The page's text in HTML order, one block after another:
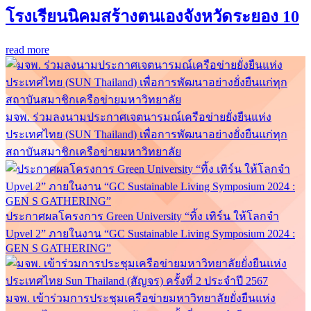
โรงเรียนนิคมสร้างตนเองจังหวัดระยอง 10
read more
มจพ. ร่วมลงนามประกาศเจตนารมณ์เครือข่ายยั่งยืนแห่ง
ประเทศไทย (SUN Thailand) เพื่อการพัฒนาอย่างยั่งยืนแก่ทุก
สถาบันสมาชิกเครือข่ายมหาวิทยาลัย
ประกาศผลโครงการ Green University “ทิ้ง เทิร์น ให้โลกจำ
Upvel 2” ภายในงาน “GC Sustainable Living Symposium 2024 :
GEN S GATHERING”
มจพ. เข้าร่วมการประชุมเครือข่ายมหาวิทยาลัยยั่งยืนแห่ง